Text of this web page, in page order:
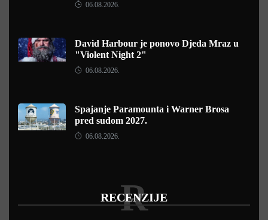
06.08.2026.
David Harbour je ponovo Djeda Mraz u
"Violent Night 2"
06.08.2026.
Spajanje Paramounta i Warner Brosa
pred sudom 2027.
06.08.2026.
RECENZIJE
R